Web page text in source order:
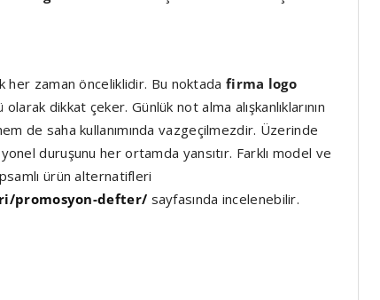
her zaman önceliklidir. Bu noktada firma logo
dikkat çeker. Günlük not alma alışkanlıklarının
de saha kullanımında vazgeçilmezdir. Üzerinde
duruşunu her ortamda yansıtır. Farklı model ve
ürün alternatifleri
promosyon-defter/ sayfasında incelenebilir.